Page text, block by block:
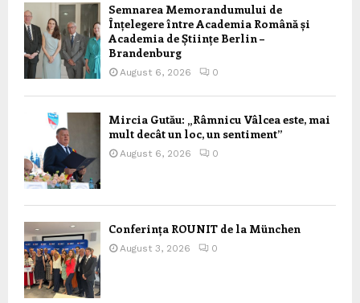
Semnarea Memorandumului de
Înțelegere între Academia Română și
Academia de Științe Berlin –
Brandenburg
August 6, 2026 0
Mircia Gutău: „Râmnicu Vâlcea este, mai
mult decât un loc, un sentiment”
August 6, 2026 0
Conferința ROUNIT de la München
August 3, 2026 0